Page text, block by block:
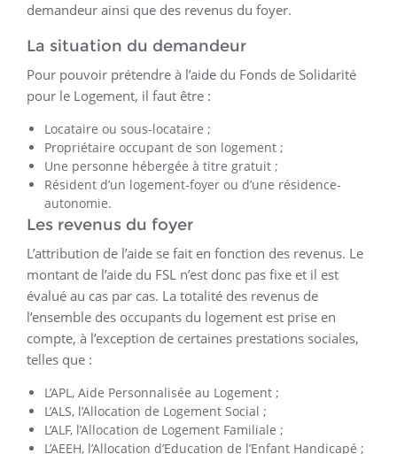
demandeur ainsi que des revenus du foyer.
La situation du demandeur
Pour pouvoir prétendre à l’aide du Fonds de Solidarité
pour le Logement, il faut être :
Locataire ou sous-locataire ;
Propriétaire occupant de son logement ;
Une personne hébergée à titre gratuit ;
Résident d’un logement-foyer ou d’une résidence-
autonomie.
Les revenus du foyer
L’attribution de l’aide se fait en fonction des revenus. Le
montant de l’aide du FSL n’est donc pas fixe et il est
évalué au cas par cas. La totalité des revenus de
l’ensemble des occupants du logement est prise en
compte, à l’exception de certaines prestations sociales,
telles que :
L’APL, Aide Personnalisée au Logement ;
L’ALS, l’Allocation de Logement Social ;
L’ALF, l’Allocation de Logement Familiale ;
L’AEEH, l’Allocation d’Education de l’Enfant Handicapé ;